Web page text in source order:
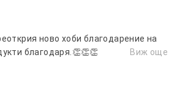
ново хоби благодарение на
благодаря.👏👏👏
Виж още